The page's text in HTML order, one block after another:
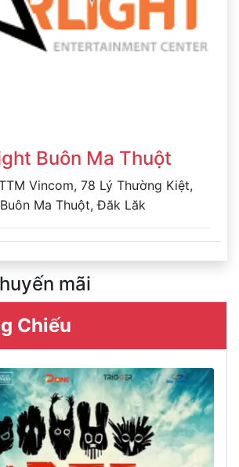
Buôn Ma Thuột
Vincom, 78 Lý Thường Kiệt,
Ma Thuột, Đăk Lăk
mãi
Chiếu